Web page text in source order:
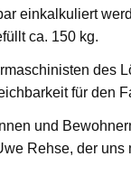
einkalkuliert
ca. 150 kg.
des
für den
und
Rehse, der